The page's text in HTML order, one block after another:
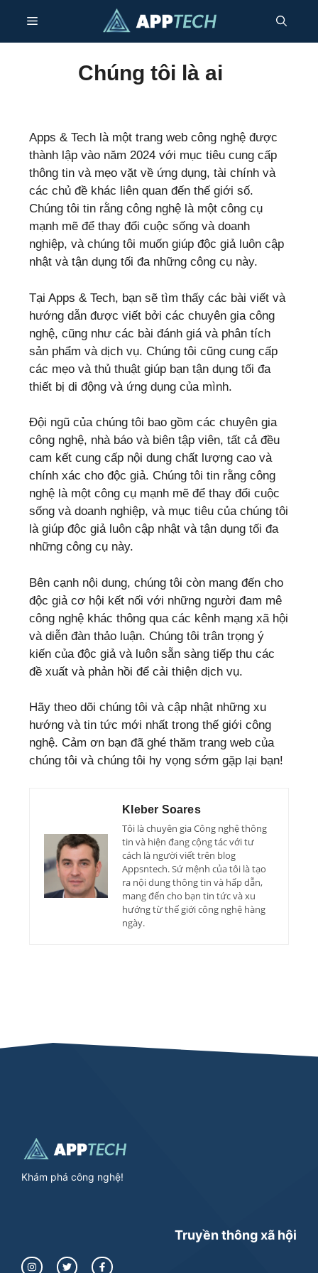
nội
Thực
Chúng tôi là ai
Apps & Tech là một trang web công nghệ được
thành lập vào năm 2024 với mục tiêu cung cấp
thông tin và mẹo vặt về ứng dụng, tài chính và
các chủ đề khác liên quan đến thế giới số.
Chúng tôi tin rằng công nghệ là một công cụ
mạnh mẽ để thay đổi cuộc sống và doanh
nghiệp, và chúng tôi muốn giúp độc giả luôn cập
nhật và tận dụng tối đa những công cụ này.
Tại Apps & Tech, bạn sẽ tìm thấy các bài viết và
hướng dẫn được viết bởi các chuyên gia công
nghệ, cũng như các bài đánh giá và phân tích
sản phẩm và dịch vụ. Chúng tôi cũng cung cấp
các mẹo và thủ thuật giúp bạn tận dụng tối đa
thiết bị di động và ứng dụng của mình.
Đội ngũ của chúng tôi bao gồm các chuyên gia
công nghệ, nhà báo và biên tập viên, tất cả đều
cam kết cung cấp nội dung chất lượng cao và
chính xác cho độc giả. Chúng tôi tin rằng công
nghệ là một công cụ mạnh mẽ để thay đổi cuộc
sống và doanh nghiệp, và mục tiêu của chúng tôi
là giúp độc giả luôn cập nhật và tận dụng tối đa
những công cụ này.
Bên cạnh nội dung, chúng tôi còn mang đến cho
độc giả cơ hội kết nối với những người đam mê
công nghệ khác thông qua các kênh mạng xã hội
và diễn đàn thảo luận. Chúng tôi trân trọng ý
kiến của độc giả và luôn sẵn sàng tiếp thu các
đề xuất và phản hồi để cải thiện dịch vụ.
Hãy theo dõi chúng tôi và cập nhật những xu
hướng và tin tức mới nhất trong thế giới công
nghệ. Cảm ơn bạn đã ghé thăm trang web của
chúng tôi và chúng tôi hy vọng sớm gặp lại bạn!
Kleber Soares
Tôi là chuyên gia Công nghệ thông
tin và hiện đang cộng tác với tư
cách là người viết trên blog
Appsntech. Sứ mệnh của tôi là tạo
ra nội dung thông tin và hấp dẫn,
mang đến cho bạn tin tức và xu
hướng từ thế giới công nghệ hàng
ngày.
Khám phá công nghệ!
Truyền thông xã hội